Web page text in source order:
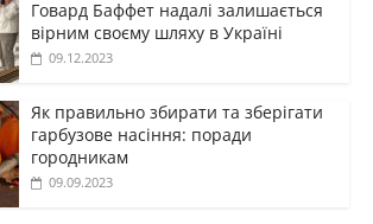
Говард Баффет надалі залишається
вірним своєму шляху в Україні
09.12.2023
Як правильно збирати та зберігати
гарбузове насіння: поради
городникам
09.09.2023